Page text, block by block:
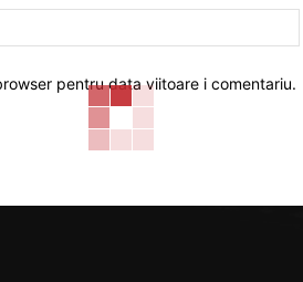
pentru data viitoare i comentariu.